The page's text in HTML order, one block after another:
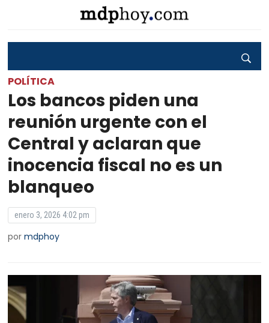
POLÍTICA
Los bancos piden una
reunión urgente con el
Central y aclaran que
inocencia fiscal no es un
blanqueo
enero 3, 2026 4:02 pm
pormdphoy